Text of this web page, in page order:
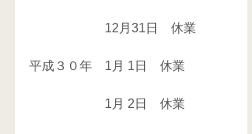
12月31日　休業
平成３０年　1月 1日　休業
1月 2日　休業